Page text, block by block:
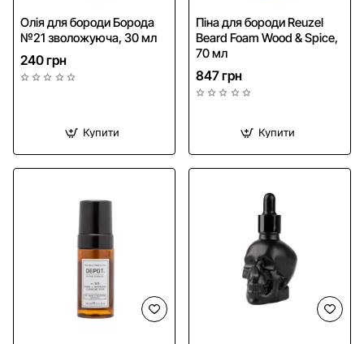
Олія для бороди Борода
№21 зволожуюча, 30 мл
240 грн
Купити
Піна для бороди Reuzel
Beard Foam Wood & Spice,
70 мл
847 грн
Купити